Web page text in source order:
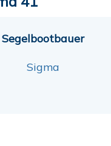
Segelbootbauer
Sigma